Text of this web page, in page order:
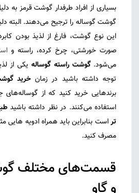
بسیاری از افراد طرفدار گوشت قرمز به
گوشت گوساله را ترجیح می‌دهند. البته
این نوع گوشت، فارغ از لذیذ بودن
صورت خورشتی، چرخ کرده، راسته و
می‌شود. گوشت راسته گوساله یکی از
توجه داشته باشید در زمان خرید
برندهایی خرید کنید که از
استفاده می‌کنند. در نظر داشته باشید
تراست بنابراین باید همراه ادویه هایی
مصرف کنید.
قسمت‌های مختلف
و گاو